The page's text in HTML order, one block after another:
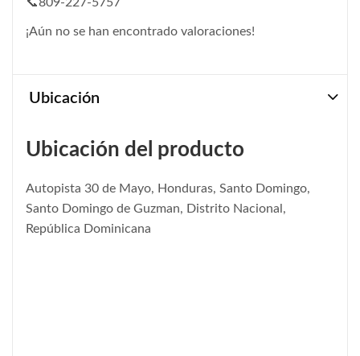
¡Aún no se han encontrado valoraciones!
Ubicación
Ubicación del producto
Autopista 30 de Mayo, Honduras, Santo Domingo,
Santo Domingo de Guzman, Distrito Nacional,
República Dominicana